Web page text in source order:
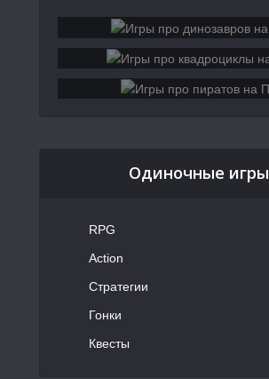
Одиночные игры
RPG
Action
Стратегии
Гонки
Квесты